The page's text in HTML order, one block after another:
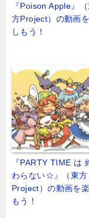
『Poison Apple』（
方Project）の動画
しもう！
『PARTY TIME は
わらない☆』（東方
Project）の動画を
もう！